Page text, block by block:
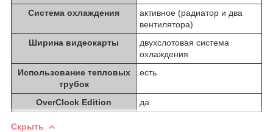
Система охлаждения
активное (радиатор и два
вентилятора)
Ширина видеокарты
двухслотовая система
охлаждения
Использование тепловых
трубок
есть
OverClock Edition да
Скрыть